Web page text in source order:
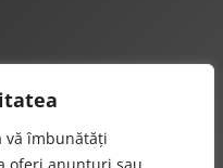
vă îmbunătăți